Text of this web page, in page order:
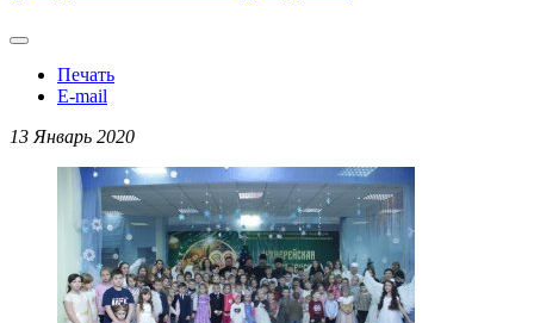
Печать
E-mail
13 Январь 2020